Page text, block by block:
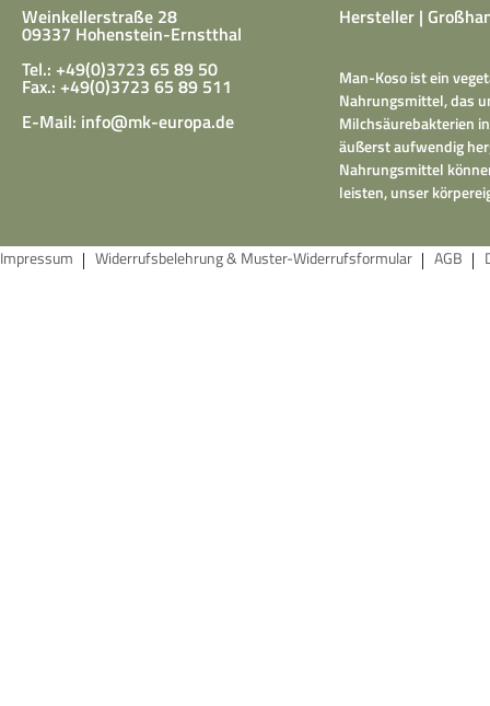
Weinkellerstraße 28
09337 Hohenstein-Ernstthal
Tel.: +49(0)3723 65 89 50
Fax.: +49(0)3723 65 89 511
E-Mail: info@mk-europa.de
Hersteller |
Man-Koso ist ein
Nahrungsmittel, das
Milchsäurebakterien
äußerst aufwendig
Nahrungsmittel
leisten, unser
Impressum Widerrufsbelehrung & Muster-Widerrufsformular AGB